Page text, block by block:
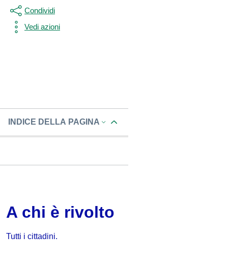
Condividi
Vedi azioni
INDICE DELLA PAGINA
A chi è rivolto
Tutti i cittadini.